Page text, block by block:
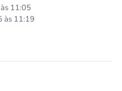
11:05
às 11:19